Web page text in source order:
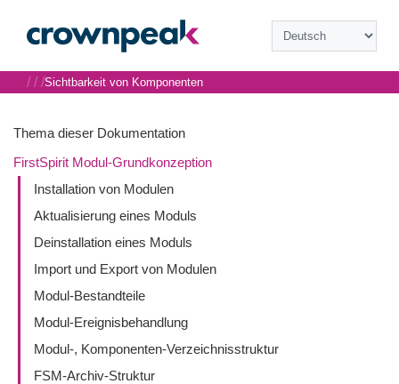
Thema dieser Dokumentation
FirstSpirit Modul-Grundkonzeption
Installation von Modulen
Aktualisierung eines Moduls
Deinstallation eines Moduls
Import und Export von Modulen
Modul-Bestandteile
Modul-Ereignisbehandlung
Modul-, Komponenten-Verzeichnisstruktur
FSM-Archiv-Struktur
/ / /Sichtbarkeit von Komponenten